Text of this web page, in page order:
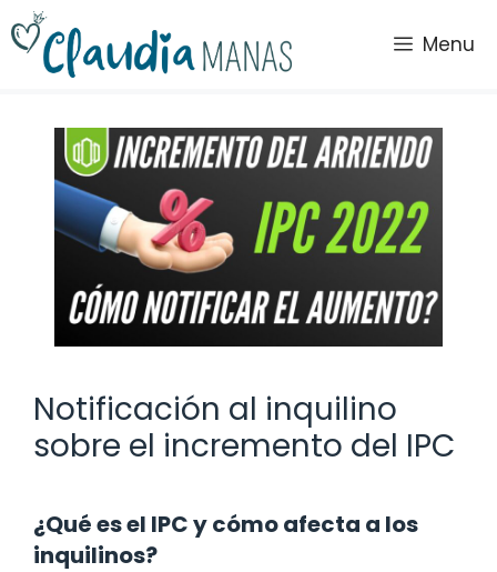
Saltar
al
contenido
Menu
Notificación al inquilino
sobre el incremento del IPC
¿Qué es el IPC y cómo afecta a los
inquilinos?